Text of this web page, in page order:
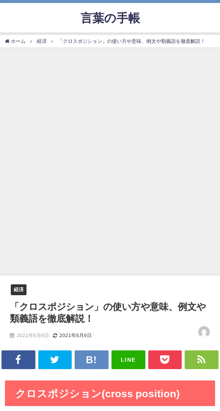
言葉の手帳
ホーム 経済 「クロスポジション」の使い方や意味、例文や類義語を徹底解説！
経済
「クロスポジション」の使い方や意味、例文や
類義語を徹底解説！
2021年6月6日 2021年6月6日
LINE
クロスポジション(cross position)